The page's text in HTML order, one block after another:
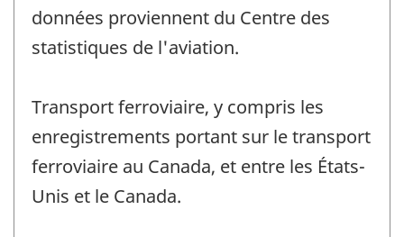
données proviennent du Centre des
statistiques de l'aviation.
Transport ferroviaire, y compris les
enregistrements portant sur le transport
ferroviaire au Canada, et entre les États-
Unis et le Canada.